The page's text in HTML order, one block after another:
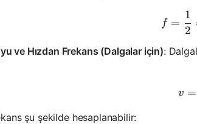
f =
2
1
ve Hızdan Frekans (Dalgalar için):
v =
şu şekilde hesaplanabilir: